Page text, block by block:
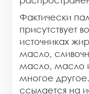
Фактически
присутствует
источниках
масло,
масло, масло
многое
ссылается на